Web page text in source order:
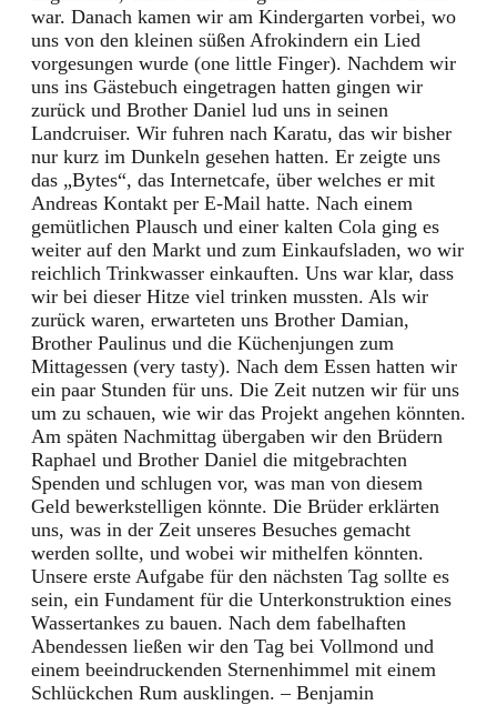
war. Danach kamen wir am Kindergarten vorbei, wo
uns von den kleinen süßen Afrokindern ein Lied
vorgesungen wurde (one little Finger). Nachdem wir
uns ins Gästebuch eingetragen hatten gingen wir
zurück und Brother Daniel lud uns in seinen
Landcruiser. Wir fuhren nach Karatu, das wir bisher
nur kurz im Dunkeln gesehen hatten. Er zeigte uns
das „Bytes“, das Internetcafe, über welches er mit
Andreas Kontakt per E-Mail hatte. Nach einem
gemütlichen Plausch und einer kalten Cola ging es
weiter auf den Markt und zum Einkaufsladen, wo wir
reichlich Trinkwasser einkauften. Uns war klar, dass
wir bei dieser Hitze viel trinken mussten. Als wir
zurück waren, erwarteten uns Brother Damian,
Brother Paulinus und die Küchenjungen zum
Mittagessen (very tasty). Nach dem Essen hatten wir
ein paar Stunden für uns. Die Zeit nutzen wir für uns
um zu schauen, wie wir das Projekt angehen könnten.
Am späten Nachmittag übergaben wir den Brüdern
Raphael und Brother Daniel die mitgebrachten
Spenden und schlugen vor, was man von diesem
Geld bewerkstelligen könnte. Die Brüder erklärten
uns, was in der Zeit unseres Besuches gemacht
werden sollte, und wobei wir mithelfen könnten.
Unsere erste Aufgabe für den nächsten Tag sollte es
sein, ein Fundament für die Unterkonstruktion eines
Wassertankes zu bauen. Nach dem fabelhaften
Abendessen ließen wir den Tag bei Vollmond und
einem beeindruckenden Sternenhimmel mit einem
Schlückchen Rum ausklingen. – Benjamin